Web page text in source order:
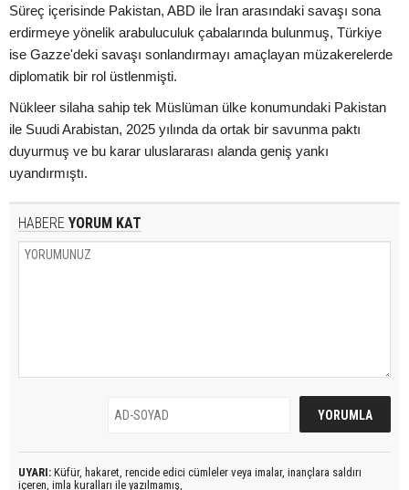
Süreç içerisinde Pakistan, ABD ile İran arasındaki savaşı sona
erdirmeye yönelik arabuluculuk çabalarında bulunmuş, Türkiye
ise Gazze'deki savaşı sonlandırmayı amaçlayan müzakerelerde
diplomatik bir rol üstlenmişti.
Nükleer silaha sahip tek Müslüman ülke konumundaki Pakistan
ile Suudi Arabistan, 2025 yılında da ortak bir savunma paktı
duyurmuş ve bu karar uluslararası alanda geniş yankı
uyandırmıştı.
HABERE YORUM KAT
UYARI: Küfür, hakaret, rencide edici cümleler veya imalar, inançlara saldırı
içeren, imla kuralları ile yazılmamış,